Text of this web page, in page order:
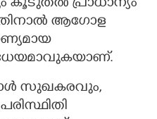
കൂടുതൽ പ്രാധാന്യം
ആഗോള
സുഖകരവും,